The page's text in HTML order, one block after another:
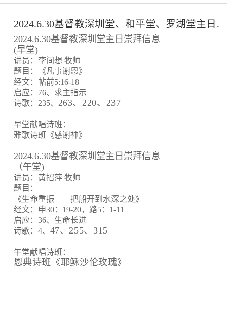
2024.6.30基督教深圳堂、和平堂、罗湖堂主日崇拜信息
2024.6.30基督教深圳堂主日崇拜信息
(早堂)
讲员：李间想 牧师
题目：《凡事谢恩》
经文：帖前5:16-18
启应：76、求主指示
诗歌：235、 263、220、237
早堂献唱诗班：
雅歌诗班《感谢神》
2024.6.30基督教深圳堂主日崇拜信息
（午堂)
讲员：黄招萍 牧师
题目：
《生命重振——把船开到水深之处》
经文：申30：19-20，路5：1-11
启应：36、生命长进
诗歌：4、 47、255、315
午堂献唱诗班：
恩典诗班《耶稣沙伦玫瑰》